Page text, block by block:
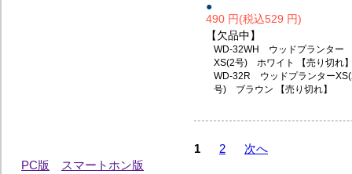
●
490 円(税込529 円)
【欠品中】
WD-32WH ウッドプランター
XS(2号) ホワイト 【売り切れ
WD-32R ウッドプランター
号) ブラウン 【売り切れ】
1 2 次へ
PC版 スマートホン版